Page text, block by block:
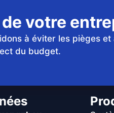
votre
à éviter les pièges
du budget.